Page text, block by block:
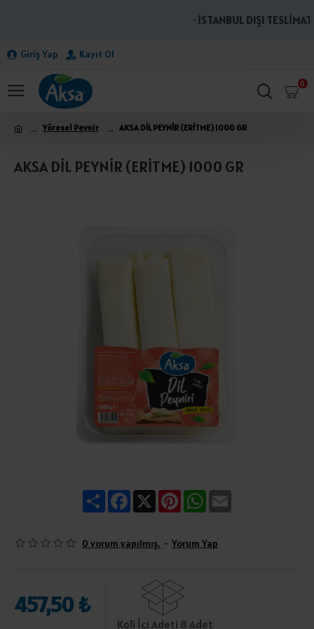
· İSTANBUL DIŞI
Giriş Yap Kayıt Ol
0
Yöresel Peynir AKSA DİL PEYNİR (ERİTME) 1000 GR
AKSA DİL PEYNİR (ERİTME) 1000 GR
ShareFacebook
X PinterestWhatsApp
0 yorum yapılmış. - Yorum Yap
457,50 ₺
Koli İçi Adeti 8 Adet